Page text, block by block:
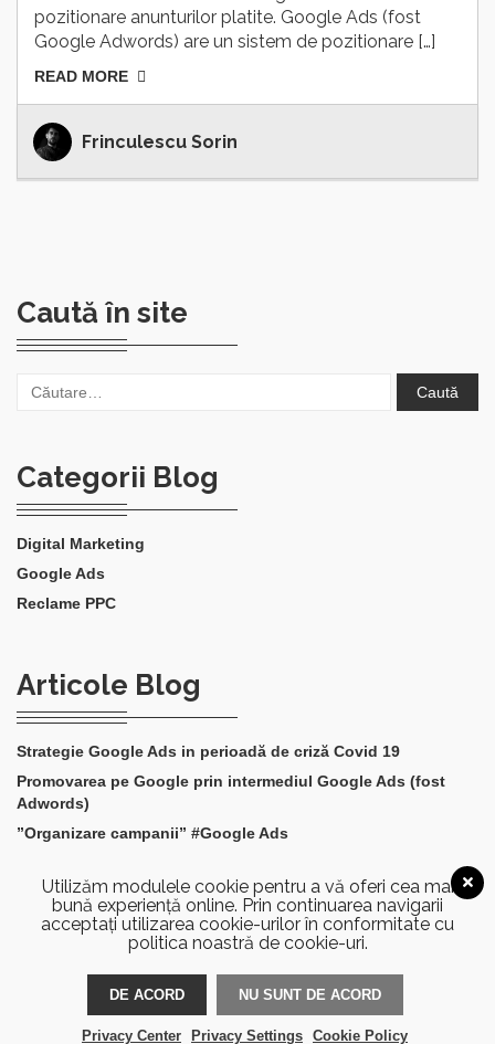
pozitionare anunturilor platite. Google Ads (fost
Google Adwords) are un sistem de pozitionare […]
READ MORE
Frinculescu Sorin
Caută în site
Caută
Categorii Blog
Digital Marketing
Google Ads
Reclame PPC
Articole Blog
Strategie Google Ads in perioadă de criză Covid 19
Promovarea pe Google prin intermediul Google Ads (fost
Adwords)
”Organizare campanii” #Google Ads
”Pozitionarea anunturilor” #Google Ads
Copyright © 2019 Red EscapeToate drepturile
rezervate.
Utilizăm modulele cookie pentru a vă oferi cea mai
bună experiență online. Prin continuarea navigarii
acceptați utilizarea cookie-urilor în conformitate cu
politica noastră de cookie-uri.
DE ACORD NU SUNT DE ACORD
Privacy Center Privacy Settings Cookie Policy